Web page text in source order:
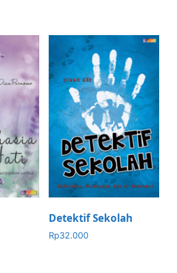
Detektif Sekolah
Rp32.000